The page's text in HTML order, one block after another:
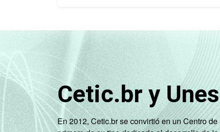
Cetic.br y
En 2012, Cetic.br se convirtió en un Centro